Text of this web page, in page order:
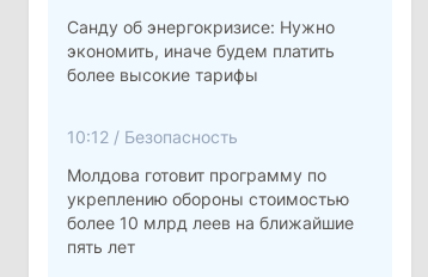
Санду об энергокризисе: Нужно
экономить, иначе будем платить
более высокие тарифы
10:12 / Безопасность
Молдова готовит программу по
укреплению обороны стоимостью
более 10 млрд леев на ближайшие
пять лет